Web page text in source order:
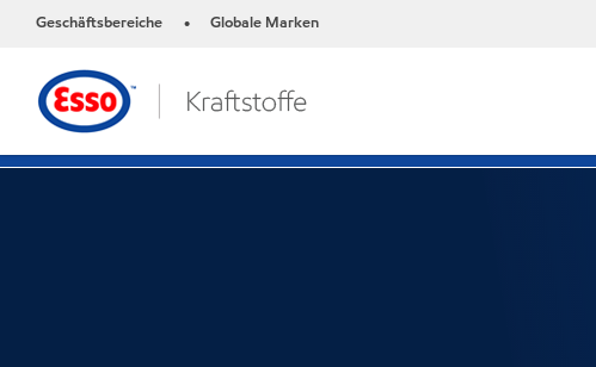
Geschäftsbereiche • Globale Marken